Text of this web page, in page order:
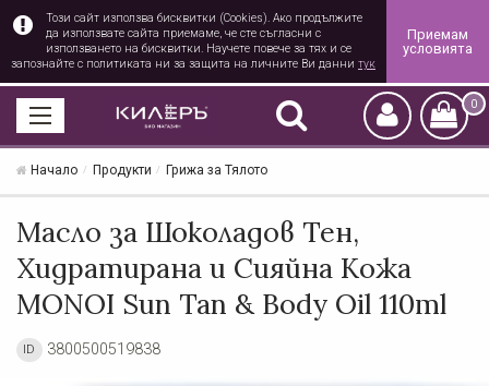
Този сайт използва бисквитки (Cookies). Ако продължите
да използвате сайта приемаме, че сте съгласни с
използването на бисквитки. Научете повече за тях и се
запознайте с политиката ни за защита на личните Ви данни тук
Приемам
условията
0
Начало Продукти Грижа за Тялото
Масло за Шоколадов Тен,
Хидратирана и Сияйна Кожа
MONOI Sun Tan & Body Oil 110ml
ID 3800500519838